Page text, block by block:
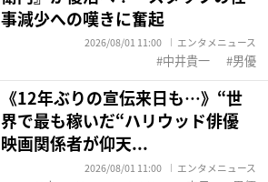
事減少への嘆きに奮起
2026/08/01 11:00 エンタメニュース
中井貴一 男優
《12年ぶりの宣伝来日も…》“世
界で最も稼いだ“ハリウッド俳優
映画関係者が仰天...
2026/08/01 11:00 エンタメニュース